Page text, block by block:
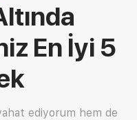
En İyi 5
ediyorum hem de